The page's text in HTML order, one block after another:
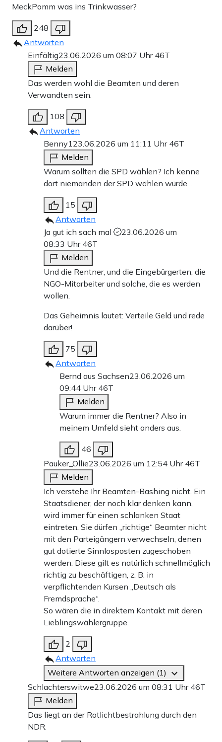
MeckPomm was ins Trinkwasser?
248
Antworten
Einfältig23.06.2026 um 08:07 Uhr 46T
Melden
Das werden wohl die Beamten und deren
Verwandten sein.
108
Antworten
Benny123.06.2026 um 11:11 Uhr 46T
Melden
Warum sollten die SPD wählen? Ich kenne
dort niemanden der SPD wählen würde…
15
Antworten
Ja gut ich sach mal
23.06.2026 um
08:33 Uhr 46T
Melden
Und die Rentner, und die Eingebürgerten, die
NGO-Mitarbeiter und solche, die es werden
wollen.
Das Geheimnis lautet: Verteile Geld und rede
darüber!
75
Antworten
Bernd aus Sachsen23.06.2026 um
09:44 Uhr 46T
Melden
Warum immer die Rentner? Also in
meinem Umfeld sieht anders aus.
46
Pauker_Ollie23.06.2026 um 12:54 Uhr 46T
Melden
Ich verstehe Ihr Beamten-Bashing nicht. Ein
Staatsdiener, der noch klar denken kann,
wird immer für einen schlanken Staat
eintreten. Sie dürfen „richtige“ Beamter nicht
mit den Parteigängern verwechseln, denen
gut dotierte Sinnlosposten zugeschoben
werden. Diese gilt es natürlich schnellmöglich
richtig zu beschäftigen, z. B. in
verpflichtenden Kursen „Deutsch als
Fremdsprache“.
So wären die in direktem Kontakt mit deren
Lieblingswählergruppe.
2
Antworten
Weitere Antworten anzeigen (1)
Schlachterswitwe23.06.2026 um 08:31 Uhr 46T
Melden
Das liegt an der Rotlichtbestrahlung durch den
NDR.